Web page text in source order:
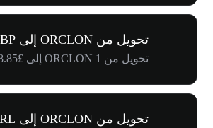
تحويل من ORCLON إلى GBP
تحويل من 1 ORCLON إلى £108.85
تحويل من ORCLON إلى BRL